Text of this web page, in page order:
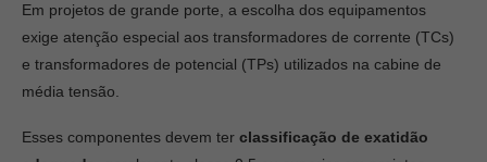
Em projetos de grande porte, a escolha dos equipamentos
exige atenção especial aos transformadores de corrente (TCs)
e transformadores de potencial (TPs) utilizados na cabine de
média tensão.
Esses componentes devem ter classificação de exatidão